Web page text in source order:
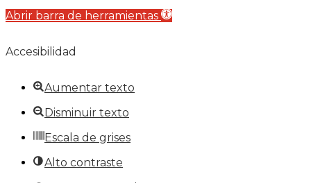
Abrir barra de herramientas
Accesibilidad
Aumentar texto
Disminuir texto
Escala de grises
Alto contraste